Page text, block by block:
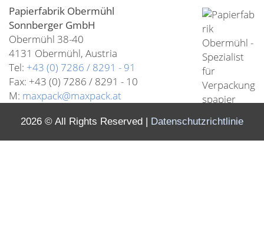
Papierfabrik Obermühl
Sonnberger GmbH
Obermühl 38-40
4131 Obermühl, Austria
Tel: +43 (0) 7286 / 8291 - 91
Fax: +43 (0) 7286 / 8291 - 10
M: maxpack@maxpack.at
2026 © All Rights Reserved Datenschutzrichtlinie